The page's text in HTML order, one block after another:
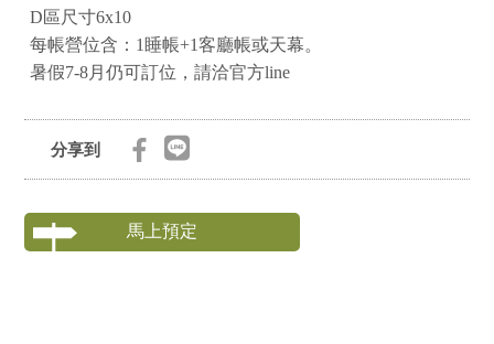
D區尺寸6x10
每帳營位含：1睡帳+1客廳帳或天幕。
暑假7-8月仍可訂位，請洽官方line
分享到
馬上預定